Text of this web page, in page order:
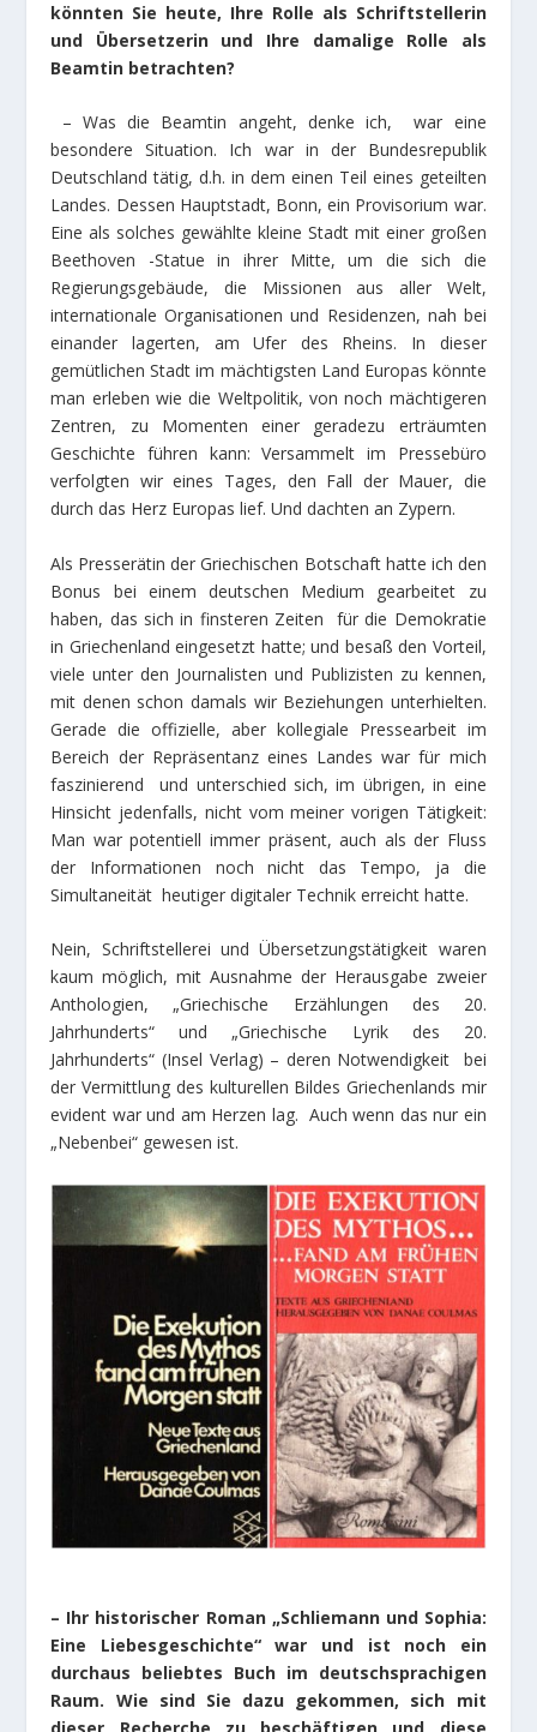
könnten Sie heute, Ihre Rolle als Schriftstellerin
und Übersetzerin und Ihre damalige Rolle als
Beamtin betrachten?
– Was die Beamtin angeht, denke ich, war eine
besondere Situation. Ich war in der Bundesrepublik
Deutschland tätig, d.h. in dem einen Teil eines geteilten
Landes. Dessen Hauptstadt, Bonn, ein Provisorium war.
Eine als solches gewählte kleine Stadt mit einer großen
Beethoven -Statue in ihrer Mitte, um die sich die
Regierungsgebäude, die Missionen aus aller Welt,
internationale Organisationen und Residenzen, nah bei
einander lagerten, am Ufer des Rheins. In dieser
gemütlichen Stadt im mächtigsten Land Europas könnte
man erleben wie die Weltpolitik, von noch mächtigeren
Zentren, zu Momenten einer geradezu erträumten
Geschichte führen kann: Versammelt im Pressebüro
verfolgten wir eines Tages, den Fall der Mauer, die
durch das Herz Europas lief. Und dachten an Zypern.
Als Presserätin der Griechischen Botschaft hatte ich den
Bonus bei einem deutschen Medium gearbeitet zu
haben, das sich in finsteren Zeiten für die Demokratie
in Griechenland eingesetzt hatte; und besaß den Vorteil,
viele unter den Journalisten und Publizisten zu kennen,
mit denen schon damals wir Beziehungen unterhielten.
Gerade die offizielle, aber kollegiale Pressearbeit im
Bereich der Repräsentanz eines Landes war für mich
faszinierend und unterschied sich, im übrigen, in eine
Hinsicht jedenfalls, nicht vom meiner vorigen Tätigkeit:
Man war potentiell immer präsent, auch als der Fluss
der Informationen noch nicht das Tempo, ja die
Simultaneität heutiger digitaler Technik erreicht hatte.
Nein, Schriftstellerei und Übersetzungstätigkeit waren
kaum möglich, mit Ausnahme der Herausgabe zweier
Anthologien, „Griechische Erzählungen des 20.
Jahrhunderts“ und „Griechische Lyrik des 20.
Jahrhunderts“ (Insel Verlag) – deren Notwendigkeit bei
der Vermittlung des kulturellen Bildes Griechenlands mir
evident war und am Herzen lag. Auch wenn das nur ein
„Nebenbei“ gewesen ist.
– Ihr historischer Roman „Schliemann und Sophia:
Eine Liebesgeschichte“ war und ist noch ein
durchaus beliebtes Buch im deutschsprachigen
Raum. Wie sind Sie dazu gekommen, sich mit